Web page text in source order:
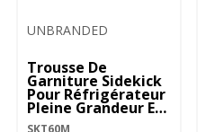
UNBRANDED
Trousse De
Garniture Sidekick
Pour Réfrigérateur
Pleine Grandeur Et
Congélateur